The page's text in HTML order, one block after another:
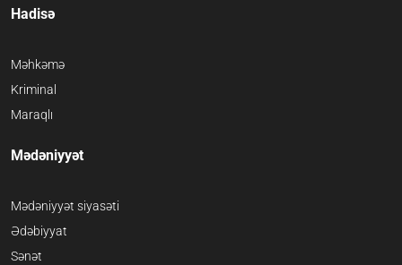
Hadisə
Məhkəmə
Kriminal
Maraqlı
Mədəniyyət
Mədəniyyət siyasəti
Ədəbiyyat
Sənət